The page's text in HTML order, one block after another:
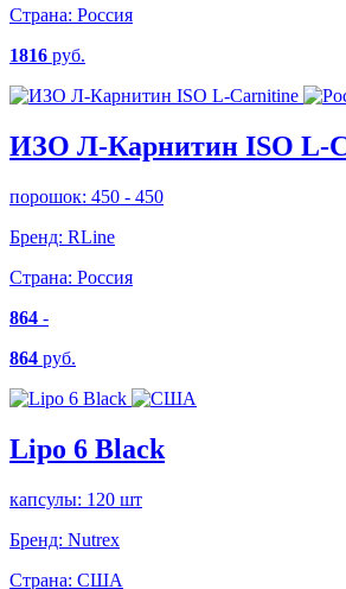
Страна: Россия
1816 руб.
ИЗО Л-Карнитин ISO L-
порошок: 450 - 450
Бренд: RLine
Страна: Россия
864 -
864 руб.
Lipo 6 Black
капсулы: 120 шт
Бренд: Nutrex
Страна: США